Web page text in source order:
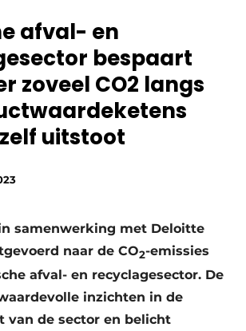
| Vakblad over de gehele
in België
afval- en
bespaart
zoveel CO2 langs
uitstoot
samenwerking met Deloitte
naar de CO2-emissies
afval- en recyclagesector. De
inzichten in de
van de sector en belicht